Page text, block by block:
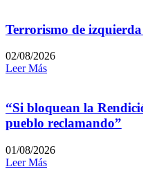
Terrorismo de
02/08/2026
Leer Más
“Si bloquean la
pueblo reclamando”
01/08/2026
Leer Más